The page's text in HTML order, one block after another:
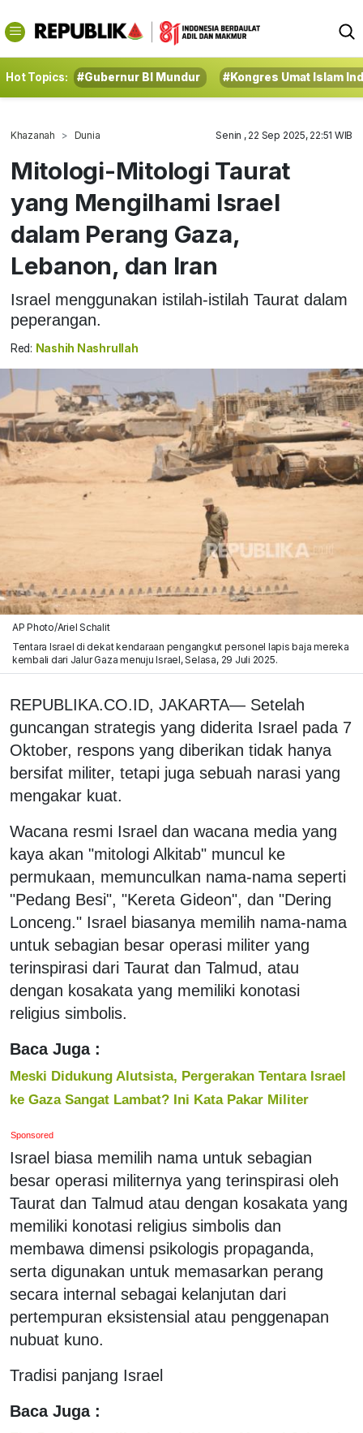
Hot Topics: #Gubernur BI Mundur #Kongres Umat Islam
Khazanah Dunia Senin , 22 Sep 2025, 22:51 WIB
Mitologi-Mitologi Taurat
yang Mengilhami Israel
dalam Perang Gaza,
Lebanon, dan Iran
Israel menggunakan istilah-istilah Taurat dalam
peperangan.
Red: Nashih Nashrullah
AP Photo/Ariel Schalit
Tentara Israel di dekat kendaraan pengangkut personel lapis baja mereka
kembali dari Jalur Gaza menuju Israel, Selasa, 29 Juli 2025.
REPUBLIKA.CO.ID, JAKARTA— Setelah
guncangan strategis yang diderita Israel pada 7
Oktober, respons yang diberikan tidak hanya
bersifat militer, tetapi juga sebuah narasi yang
mengakar kuat.
Wacana resmi Israel dan wacana media yang
kaya akan "mitologi Alkitab" muncul ke
permukaan, memunculkan nama-nama seperti
"Pedang Besi", "Kereta Gideon", dan "Dering
Lonceng." Israel biasanya memilih nama-nama
untuk sebagian besar operasi militer yang
terinspirasi dari Taurat dan Talmud, atau
dengan kosakata yang memiliki konotasi
religius simbolis.
Baca Juga :
Meski Didukung Alutsista, Pergerakan Tentara Israel
ke Gaza Sangat Lambat? Ini Kata Pakar Militer
Sponsored
Israel biasa memilih nama untuk sebagian
besar operasi militernya yang terinspirasi oleh
Taurat dan Talmud atau dengan kosakata yang
memiliki konotasi religius simbolis dan
membawa dimensi psikologis propaganda,
serta digunakan untuk memasarkan perang
secara internal sebagai kelanjutan dari
pertempuran eksistensial atau penggenapan
nubuat kuno.
Tradisi panjang Israel
Baca Juga :